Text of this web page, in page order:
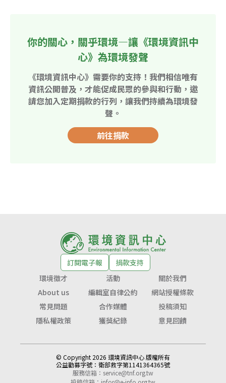
你的關心，關乎環境—讓《環境資訊中
心》為環境發聲
《環境資訊中心》需要你的支持！我們相信唯有
資訊公開普及，才能促成民眾的參與和行動，邀
請您加入定期捐款的行列，讓我們持續為環境發
聲。
前往捐款
訂閱電子報
捐款支持
環境徵才
活動
關於我們
About us
編輯室自律公約
網站授權條款
常見問題
合作媒體
投稿須知
隱私權政策
獲獎紀錄 意見回饋
© Copyright 2026 環境資訊中心 版權所有
公益勸募字號： 衛部救字第1141364365號
服務信箱： service@tnf.org.tw